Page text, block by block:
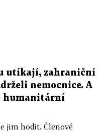
utíkají, zahraniční
nemocnice. A
humanitární
jim hodit. Členové